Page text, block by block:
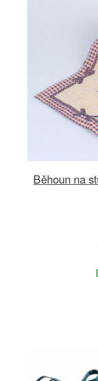
Běhoun na